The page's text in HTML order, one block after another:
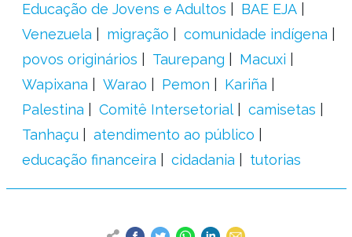
Educação de Jovens e Adultos
BAE EJA
Venezuela
migração
comunidade indígena
povos originários
Taurepang
Macuxi
Wapixana
Warao Pemon
Kariña
Palestina
Comitê Intersetorial
camisetas
Tanhaçu
atendimento ao público
educação financeira
cidadania tutorias